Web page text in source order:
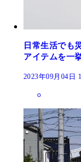
日常生活でも
アイテムを一
2023年09月04日